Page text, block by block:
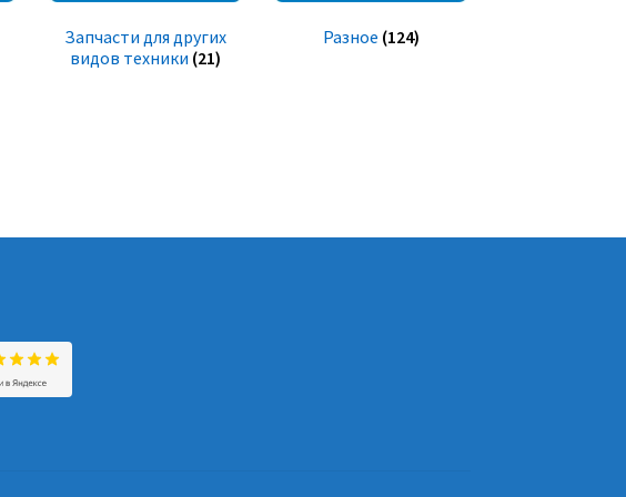
Запчасти для других
видов техники (21)
Разное (124)